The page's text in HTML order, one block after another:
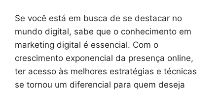
Se você está em busca de se destacar no
mundo digital, sabe que o conhecimento em
marketing digital é essencial. Com o
crescimento exponencial da presença online,
ter acesso às melhores estratégias e técnicas
se tornou um diferencial para quem deseja